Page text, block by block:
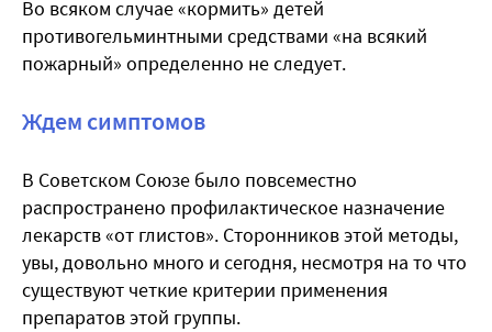
Во всяком случае «кормить» детей
противогельминтными средствами «на всякий
пожарный» определенно не следует.
Ждем симптомов
В Советском Союзе было повсеместно
распространено профилактическое назначение
лекарств «от глистов». Сторонников этой методы,
увы, довольно много и сегодня, несмотря на то что
существуют четкие критерии применения
препаратов этой группы.